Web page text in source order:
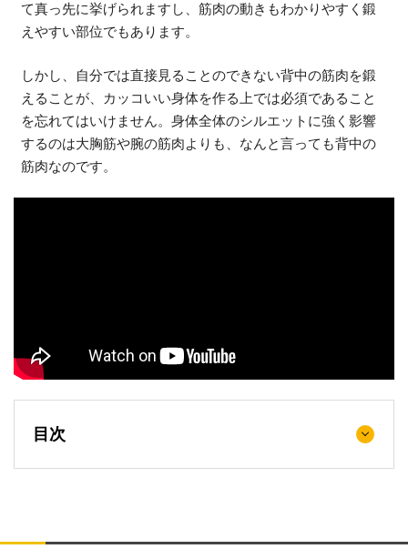
て真っ先に挙げられますし、筋肉の動きもわかりやすく鍛
えやすい部位でもあります。
しかし、自分では直接見ることのできない背中の筋肉を鍛
えることが、カッコいい身体を作る上では必須であること
を忘れてはいけません。身体全体のシルエットに強く影響
するのは大胸筋や腕の筋肉よりも、なんと言っても背中の
筋肉なのです。
目次